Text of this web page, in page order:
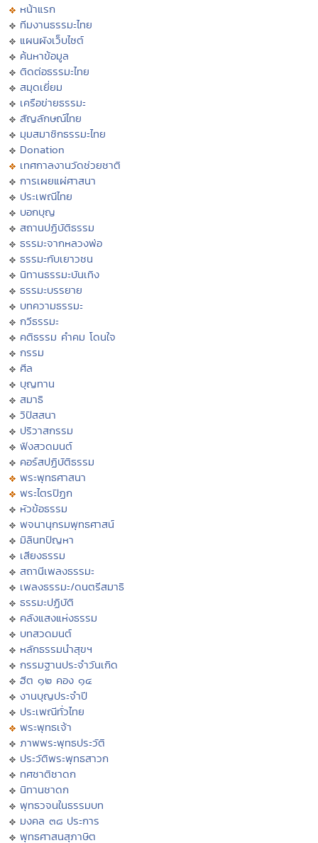
หน้าแรก
ทีมงานธรรมะไทย
แผนผังเว็บไซต์
ค้นหาข้อมูล
ติดต่อธรรมะไทย
สมุดเยี่ยม
เครือข่ายธรรมะ
สัญลักษณ์ไทย
มุมสมาชิกธรรมะไทย
Donation
เทศกาลงานวัดช่วยชาติ
การเผยแผ่ศาสนา
ประเพณีไทย
บอกบุญ
สถานปฏิบัติธรรม
ธรรมะจากหลวงพ่อ
ธรรมะกับเยาวชน
นิทานธรรมะบันเทิง
ธรรมะบรรยาย
บทความธรรมะ
กวีธรรมะ
คติธรรม คำคม โดนใจ
กรรม
ศีล
บุญทาน
สมาธิ
วิปัสสนา
ปริวาสกรรม
ฟังสวดมนต์
คอร์สปฏิบัติธรรม
พระพุทธศาสนา
พระไตรปิฏก
หัวข้อธรรม
พจนานุกรมพุทธศาสน์
มิลินทปัญหา
เสียงธรรม
สถานีเพลงธรรมะ
เพลงธรรมะ/ดนตรีสมาธิ
ธรรมะปฏิบัติ
คลังแสงแห่งธรรม
บทสวดมนต์
หลักธรรมนำสุขฯ
กรรมฐานประจำวันเกิด
ฮีต ๑๒ คอง ๑๔
งานบุญประจำปี
ประเพณีทั่วไทย
พระพุทธเจ้า
ภาพพระพุทธประวัติ
ประวัติพระพุทธสาวก
ทศชาติชาดก
นิทานชาดก
พุทธวจนในธรรมบท
มงคล ๓๘ ประการ
พุทธศาสนสุภาษิต